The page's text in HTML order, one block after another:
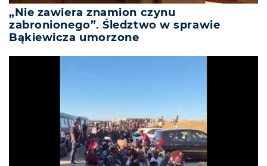
„Nie zawiera znamion czynu
zabronionego”. Śledztwo w sprawie
Bąkiewicza umorzone